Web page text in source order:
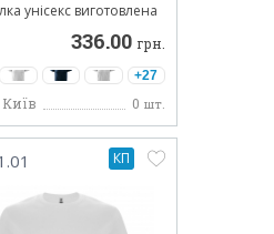
унісекс виготовлена
10...
336.00 грн.
+27
0 шт.
КП